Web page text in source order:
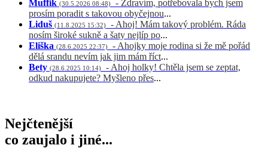
Muffik (30.5.2026 08:48)
- Zdravím, potřebovala bych jsem
prosím poradit s takovou obyčejnou...
Liduš (11.8.2025 15:32)
- Ahoj! Mám takový problém. Ráda
nosím široké sukně a šaty nejlíp po...
Eliška (28.6.2025 22:37)
- Ahojky moje rodina si že mě pořád
dělá srandu nevím jak jim mám říct...
Bety (28.6.2025 10:14)
- Ahoj holky! Chtěla jsem se zeptat,
odkud nakupujete? Myšleno přes...
Nejčtenější
co zaujalo i jiné...